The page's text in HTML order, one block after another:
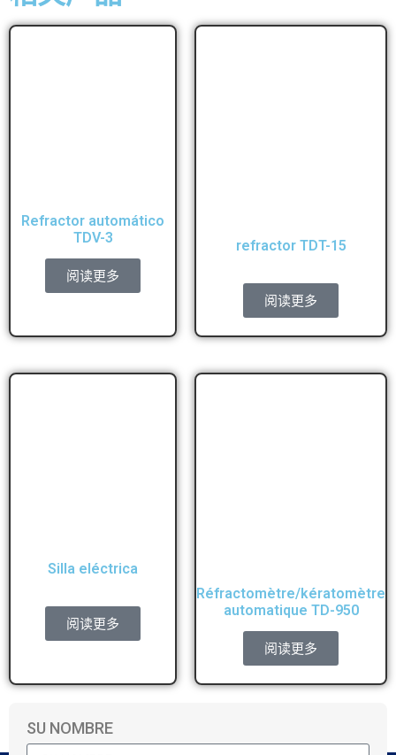
Refractor automático
TDV-3
阅读更多
refractor TDT-15
阅读更多
Silla eléctrica
阅读更多
Réfractomètre/kératomètre
automatique TD-950
阅读更多
SU NOMBRE